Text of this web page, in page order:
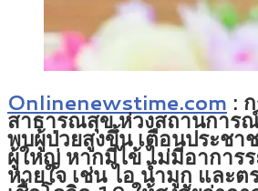
Onlinenewstime.com :
สาธารณสุข ห่วงสถานการ
พบผู้ป่วยสูงขึ้น เตือนประชา
ผู้ใหญ่ หากมีไข้ ไม่มีอาการ
หายใจ เช่น ไอ น้ำมูก และ